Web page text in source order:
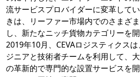
流サービスプロバイダーに変革して
きは、リーファー市場内でのさまざ
し、新たなニッチ貨物カテゴリーを開
2019年10月、CEVAロジスティクス
ジニアと技術者チームを利用して、
の革新的で専門的な設置サービスを